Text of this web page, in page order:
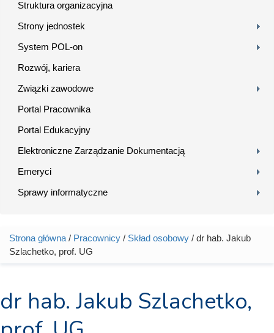
Struktura organizacyjna
Strony jednostek
System POL-on
Rozwój, kariera
Związki zawodowe
Portal Pracownika
Portal Edukacyjny
Elektroniczne Zarządzanie Dokumentacją
Emeryci
Sprawy informatyczne
Jesteś tutaj
Strona główna / Pracownicy / Skład osobowy / dr hab. Jakub
Szlachetko, prof. UG
dr hab. Jakub Szlachetko,